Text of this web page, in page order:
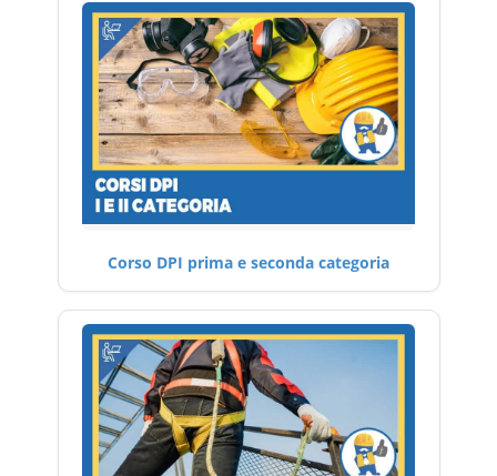
Corso DPI prima e seconda categoria